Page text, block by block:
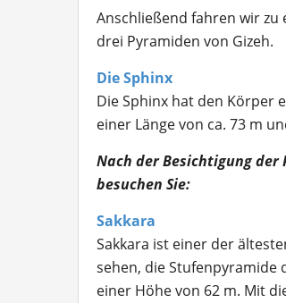
Anschließend fahren wir
drei Pyramiden von Gizeh.
Die Sphinx
Die Sphinx hat den Körper
einer Länge von ca. 73 m
Nach der Besichtigung
besuchen Sie:
Sakkara
Sakkara ist einer der
sehen, die Stufenpyramide
einer Höhe von 62 m. Mit